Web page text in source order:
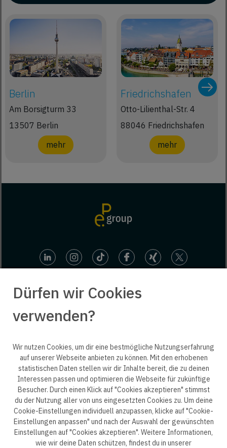
Berlin
Am Borsigturm 33
13507 Berlin
mehr
Friedrichshafen
Otto-Lilienthal-Str. 4
88046 Friedrichshafen
mehr
ep life science
Datenschutzerklärung B2B Datenschutzerklärung
Dürfen wir Cookies
verwenden?
Wir nutzen Cookies, um dir eine bestmögliche Nutzungserfahrung
auf unserer Webseite anbieten zu können. Mit den erhobenen
statistischen Daten stellen wir dir Inhalte bereit, die zu deinen
Interessen passen und optimieren die Webseite für zukünftige
Besucher. Durch einen Klick auf "Cookies akzeptieren" stimmst
du der Nutzung aller von uns eingesetzten Cookies zu. Um deine
Cookie-Einstellungen individuell anzupassen, klicke auf "Cookie-
Einstellungen anpassen" und nach der Auswahl der gewünschten
Einstellungen auf "Cookies akzeptieren". Weitere Informationen,
wie wir deine Daten schützen, findest du in unserer